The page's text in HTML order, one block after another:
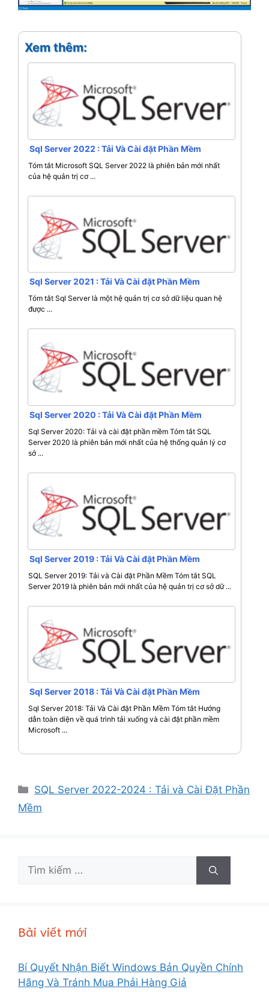
Xem thêm:
Sql Server 2022 : Tải Và Cài đặt Phần Mềm
Tóm tắt Microsoft SQL Server 2022 là phiên bản mới nhất
của hệ quản trị cơ ...
Sql Server 2021 : Tải Và Cài đặt Phần Mềm
Tóm tắt Sql Server là một hệ quản trị cơ sở dữ liệu quan hệ
được ...
Sql Server 2020 : Tải Và Cài đặt Phần Mềm
Sql Server 2020: Tải và cài đặt phần mềm Tóm tắt SQL
Server 2020 là phiên bản mới nhất của hệ thống quản lý cơ
sở ...
Sql Server 2019 : Tải Và Cài đặt Phần Mềm
SQL Server 2019: Tải và Cài đặt Phần Mềm Tóm tắt SQL
Server 2019 là phiên bản mới nhất của hệ quản trị cơ sở dữ ...
Sql Server 2018 : Tải Và Cài đặt Phần Mềm
Sql Server 2018: Tải Và Cài đặt Phần Mềm Tóm tắt Hướng
dẫn toàn diện về quá trình tải xuống và cài đặt phần mềm
Microsoft ...
Danh
mục
SQL Server 2022-2024 : Tải và Cài Đặt Phần
Mềm
Tìm
Bài viết mới
Bí Quyết Nhận Biết Windows Bản Quyền Chính
Hãng Và Tránh Mua Phải Hàng Giả